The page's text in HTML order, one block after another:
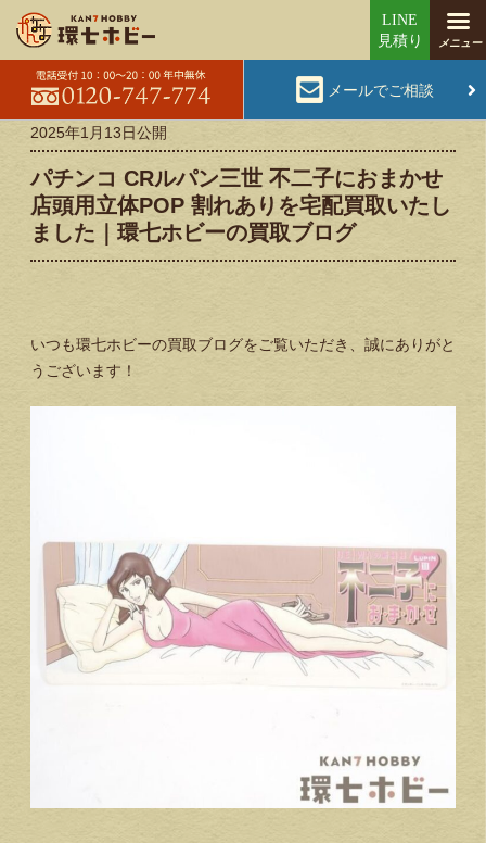
メールでご相談
2025年1月13日公開
パチンコ CRルパン三世 不二子におまかせ
店頭用立体POP 割れありを宅配買取いたし
ました｜環七ホビーの買取ブログ
いつも環七ホビーの買取ブログをご覧いただき、誠にありがと
うございます！